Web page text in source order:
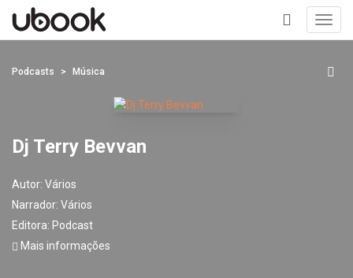
+
Podcasts Música
Dj Terry Bevvan
Autor: Vários
Narrador: Vários
Editora: Podcast
Mais informações